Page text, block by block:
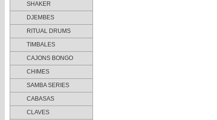
SHAKER
DJEMBES
RITUAL DRUMS
TIMBALES
CAJONS BONGO
CHIMES
SAMBA SERIES
CABASAS
CLAVES